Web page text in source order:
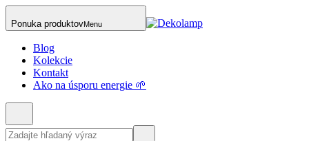
Ponuka produktovMenu
Blog
Kolekcie
Kontakt
Ako na úsporu energie 🌱